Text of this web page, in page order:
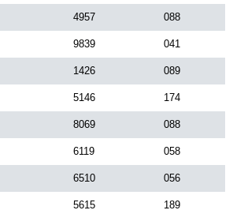
4957 088
9839 041
1426 089
5146 174
8069 088
6119 058
6510 056
5615 189